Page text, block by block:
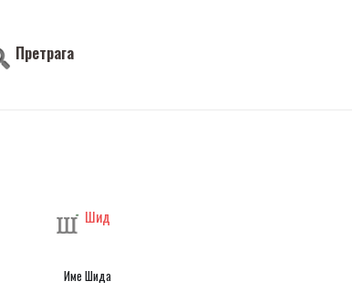
Претрага
Шид
Име Шида